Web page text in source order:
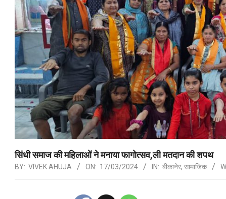
सिंधी समाज की महिलाओं ने मनाया फागोत्सव,ली मतदान की शपथ
BY: VIVEK AHUJA ON: 17/03/2024 IN: बीकानेर, सामाजिक